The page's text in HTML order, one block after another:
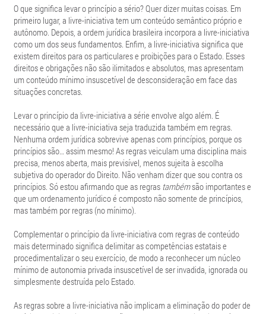
O que significa levar o princípio a sério? Quer dizer muitas coisas. Em
primeiro lugar, a livre-iniciativa tem um conteúdo semântico próprio e
autônomo. Depois, a ordem jurídica brasileira incorpora a livre-iniciativa
como um dos seus fundamentos. Enfim, a livre-iniciativa significa que
existem direitos para os particulares e proibições para o Estado. Esses
direitos e obrigações não são ilimitados e absolutos, mas apresentam
um conteúdo mínimo insuscetível de desconsideração em face das
situações concretas.
Levar o princípio da livre-iniciativa a série envolve algo além. É
necessário que a livre-iniciativa seja traduzida também em regras.
Nenhuma ordem jurídica sobrevive apenas com princípios, porque os
princípios são… assim mesmo! As regras veiculam uma disciplina mais
precisa, menos aberta, mais previsível, menos sujeita à escolha
subjetiva do operador do Direito. Não venham dizer que sou contra os
princípios. Só estou afirmando que as regras tambémsão importantes e
que um ordenamento jurídico é composto não somente de princípios,
mas também por regras (no mínimo).
Complementar o princípio da livre-iniciativa com regras de conteúdo
mais determinado significa delimitar as competências estatais e
procedimentalizar o seu exercício, de modo a reconhecer um núcleo
mínimo de autonomia privada insuscetível de ser invadida, ignorada ou
simplesmente destruída pelo Estado.
As regras sobre a livre-iniciativa não implicam a eliminação do poder de